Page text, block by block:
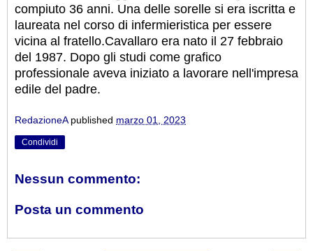
compiuto 36 anni. Una delle sorelle si era iscritta e
laureata nel corso di infermieristica per essere
vicina al fratello.Cavallaro era nato il 27 febbraio
del 1987. Dopo gli studi come grafico
professionale aveva iniziato a lavorare nell'impresa
edile del padre.
RedazioneA published marzo 01, 2023
Condividi
Nessun commento:
Posta un commento